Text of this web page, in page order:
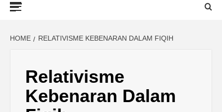
HOME RELATIVISME KEBENARAN DALAM FIQIH
Relativisme
Kebenaran Dalam